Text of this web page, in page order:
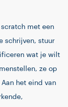
met een
schrijven, stuur
wat je wilt
ze op
het eind van